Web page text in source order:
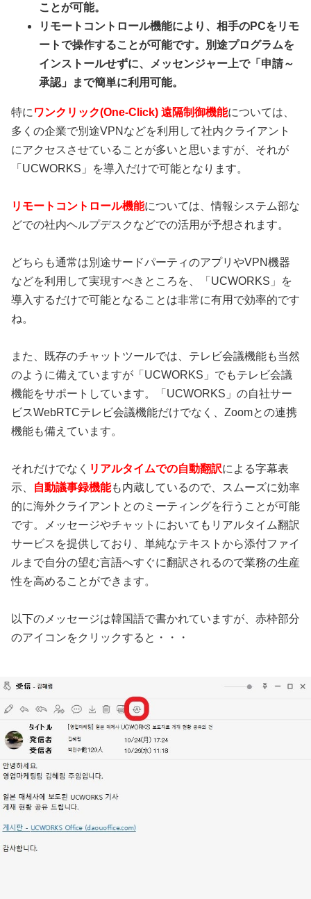
ことが可能。
リモートコントロール機能により、相手のPCをリモ
ートで操作することが可能です。別途プログラムを
インストールせずに、メッセンジャー上で「申請～
承認」まで簡単に利用可能。
特に ワンクリック(One-Click) 遠隔制御機能については、
多くの企業で別途VPNなどを利用して社内クライアント
にアクセスさせていることが多いと思いますが、それが
「UCWORKS」を導入だけで可能となります。
リモートコントロール機能については、情報システム部な
どでの社内ヘルプデスクなどでの活用が予想されます。
どちらも通常は別途サードパーティのアプリやVPN機器
などを利用して実現すべきところを、「UCWORKS」を
導入するだけで可能となることは非常に有用で効率的です
ね。
また、既存のチャットツールでは、テレビ会議機能も当然
のように備えていますが「UCWORKS」でもテレビ会議
機能をサポートしています。「UCWORKS」の自社サー
ビスWebRTCテレビ会議機能だけでなく、Zoomとの連携
機能も備えています。
それだけでなく リアルタイムでの自動翻訳による字幕表
示、
自動議事録機能も内蔵しているので、スムーズに効率
的に海外クライアントとのミーティングを行うことが可能
です。メッセージやチャットにおいてもリアルタイム翻訳
サービスを提供しており、単純なテキストから添付ファイ
ルまで自分の望む言語へすぐに翻訳されるので業務の生産
性を高めることができます。
以下のメッセージは韓国語で書かれていますが、赤枠部分
のアイコンをクリックすると・・・